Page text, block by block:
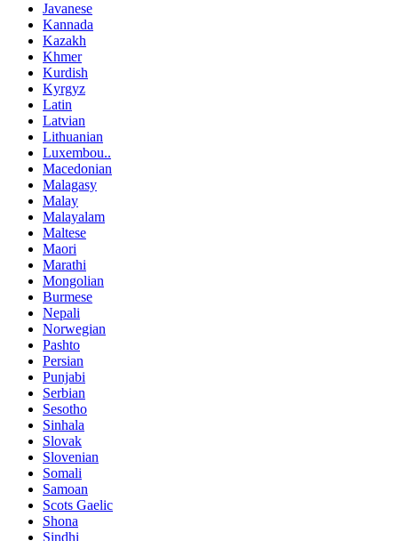
Javanese
Kannada
Kazakh
Khmer
Kurdish
Kyrgyz
Latin
Latvian
Lithuanian
Luxembou..
Macedonian
Malagasy
Malay
Malayalam
Maltese
Maori
Marathi
Mongolian
Burmese
Nepali
Norwegian
Pashto
Persian
Punjabi
Serbian
Sesotho
Sinhala
Slovak
Slovenian
Somali
Samoan
Scots Gaelic
Shona
Sindhi